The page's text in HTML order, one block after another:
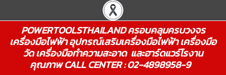
POWERTOOLSTHAILAND ครอบคลุมครบวงจร
เครื่องมือไฟฟ้า อุปกรณ์เสริมเครื่องมือไฟฟ้า เครื่องมือ
วัด เครื่องมือทำความสะอาด และฮาร์ดแวร์โรงาน
คุณภาพ CALL CENTER : 02-4898958-9